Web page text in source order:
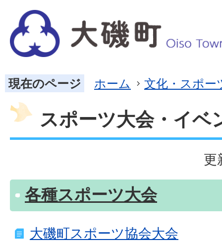
現在のページ ホーム 文化・スポー
スポーツ大会・イベ
更
各種スポーツ大会
大磯町スポーツ協会大会